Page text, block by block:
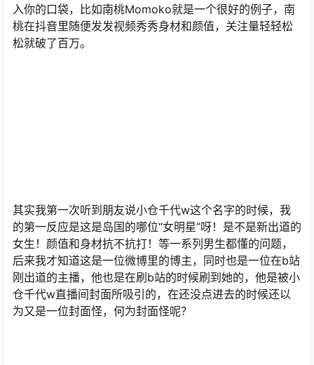
入你的口袋，比如南桃Momoko就是一个很好的例子，南
桃在抖音里随便发发视频秀秀身材和颜值，关注量轻轻松
松就破了百万。
其实我第一次听到朋友说小仓千代w这个名字的时候，我
的第一反应是这是岛国的哪位“女明星”呀！是不是新出道的
女生！颜值和身材抗不抗打！等一系列男生都懂的问题，
后来我才知道这是一位微博里的博主，同时也是一位在b站
刚出道的主播，他也是在刷b站的时候刷到她的，他是被小
仓千代w直播间封面所吸引的，在还没点进去的时候还以
为又是一位封面怪，何为封面怪呢？